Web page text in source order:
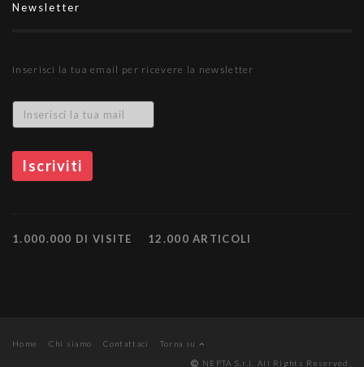
Newsletter
Inserisci la tua email per ricevere la newsletter
1.000.000 DI VISITE 12.000 ARTICOLI
Home Chi siamo Contattaci
Torna su
NEPTA S.r.l. All Rights Reserved.